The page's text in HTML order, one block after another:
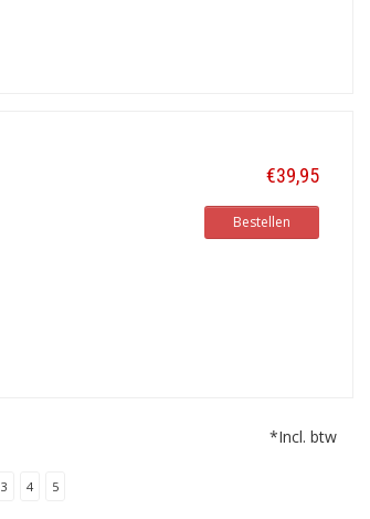
€39,95
Bestellen
*Incl. btw
3 4
5